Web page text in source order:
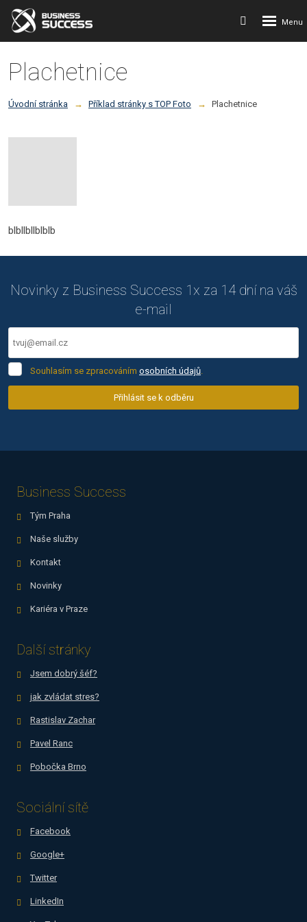
Vyhledávání
Rozbalení
Plachetnice
Úvodní stránka Příklad stránky s TOP Foto Plachetnice
blbllbllblblb
Novinky z Business Success 1x za 14 dní na váš
e-mail
Souhlasím
Souhlasím se zpracováním osobních údajů.
Přihlásit se k odběru
odeslat.
Business Success
Tým Praha
Naše služby
Kontakt
Novinky
Kariéra v Praze
Další stránky
Jsem dobrý šéf?
jak zvládat stres?
Rastislav Zachar
Pavel Ranc
Pobočka Brno
Sociální sítě
Facebook
Google+
Twitter
LinkedIn